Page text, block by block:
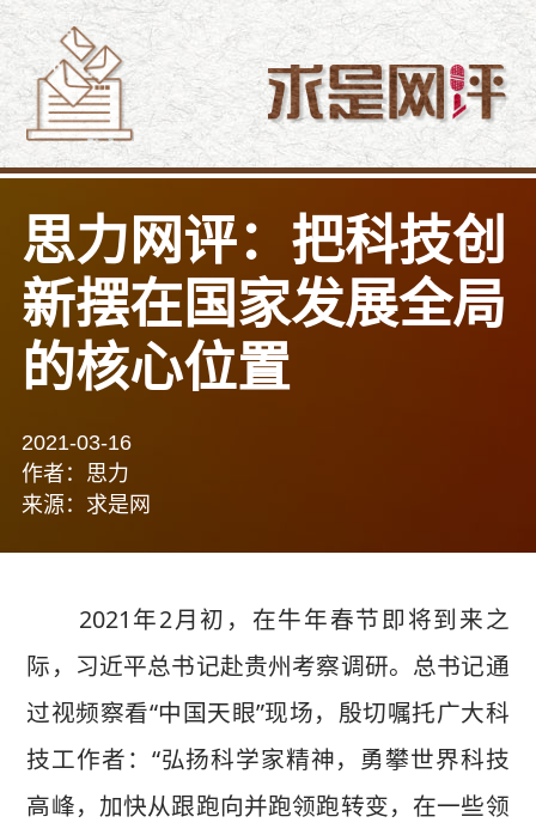
思力网评：把科技创
新摆在国家发展全局
的核心位置
2021-03-16
作者：思力
来源：求是网
2021年2月初，在牛年春节即将到来之
际，习近平总书记赴贵州考察调研。总书记通
过视频察看“中国天眼”现场，殷切嘱托广大科
技工作者：“弘扬科学家精神，勇攀世界科技
高峰，加快从跟跑向并跑领跑转变，在一些领